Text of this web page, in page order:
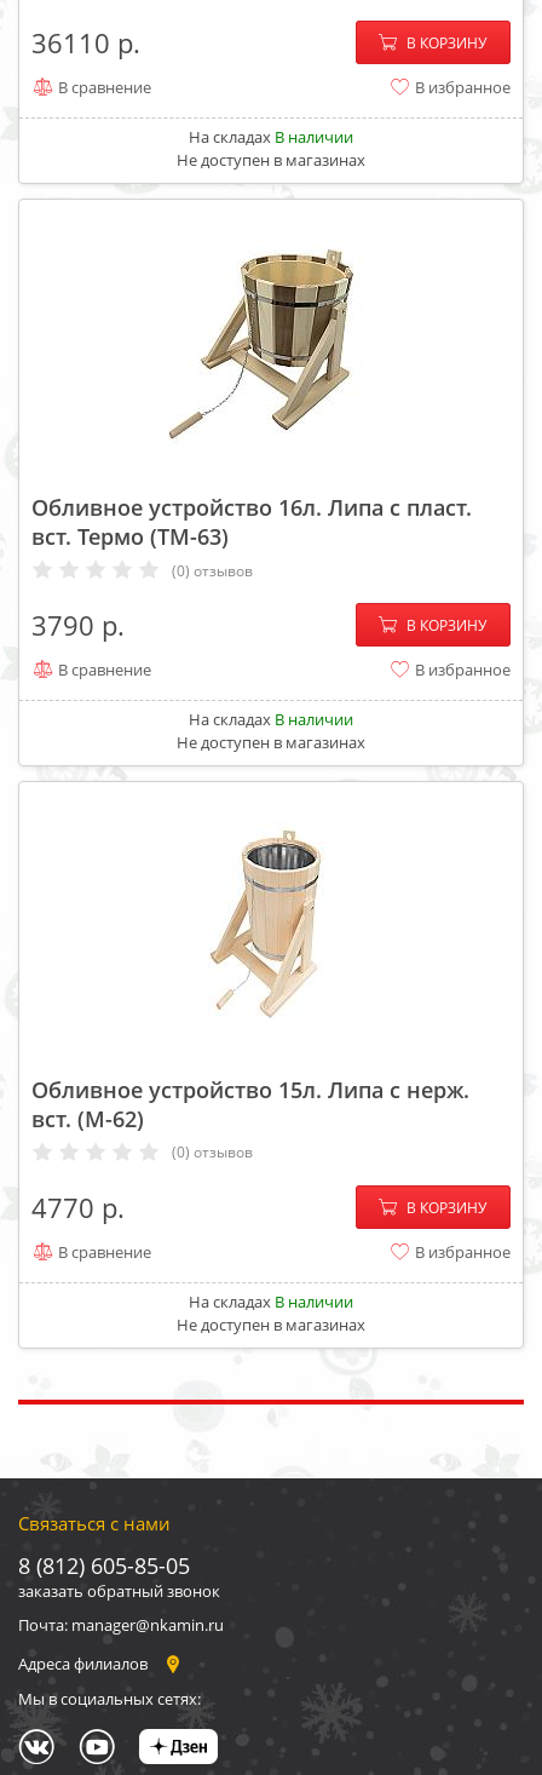
36110 − +
В КОРЗИНУ
В сравнение В избранное
На складах В наличии
Не доступен в магазинах
Обливное устройство 16л. Липа с пласт.
вст. Термо (ТМ-63)
(0) отзывов
3790 − +
В КОРЗИНУ
В сравнение В избранное
На складах В наличии
Не доступен в магазинах
Обливное устройство 15л. Липа с нерж.
вст. (М-62)
(0) отзывов
4770 − +
В КОРЗИНУ
В сравнение В избранное
На складах В наличии
Не доступен в магазинах
Связаться с нами
8 (812) 605-85-05
заказать обратный звонок
Почта: manager@nkamin.ru
Адреса филиалов
Мы в социальных сетях: